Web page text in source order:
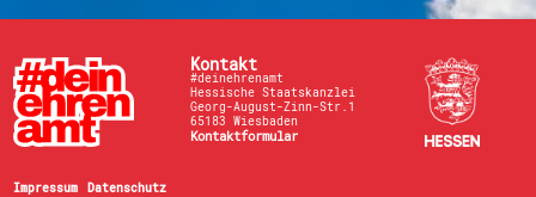
Kontakt
#deinehrenamt
Hessische Staatskanzlei
Georg-August-Zinn-Str.1
65183 Wiesbaden
Kontaktformular
Impressum Datenschutz